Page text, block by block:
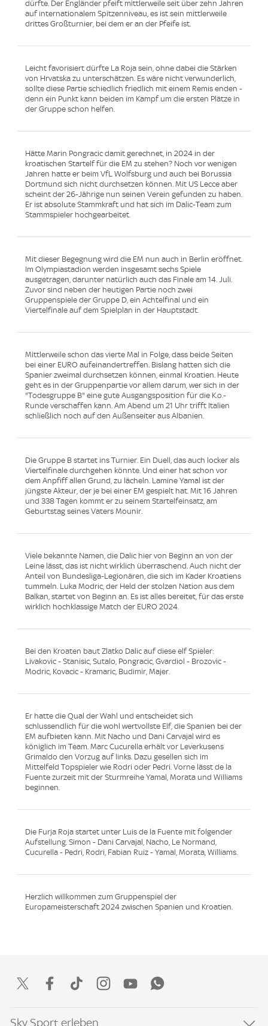
dürfte. Der Engländer pfeift mittlerweile seit über zehn Jahren
auf internationalem Spitzenniveau, es ist sein mittlerweile
drittes Großturnier, bei dem er an der Pfeife ist.
Leicht favorisiert dürfte La Roja sein, ohne dabei die Stärken
von Hrvatska zu unterschätzen. Es wäre nicht verwunderlich,
sollte diese Partie schiedlich friedlich mit einem Remis enden -
denn ein Punkt kann beiden im Kampf um die ersten Plätze in
der Gruppe schon helfen.
Hätte Marin Pongracic damit gerechnet, in 2024 in der
kroatischen Startelf für die EM zu stehen? Noch vor wenigen
Jahren hatte er beim VfL Wolfsburg und auch bei Borussia
Dortmund sich nicht durchsetzen können. Mit US Lecce aber
scheint der 26-Jährige nun seinen Verein gefunden zu haben.
Er ist absolute Stammkraft und hat sich im Dalic-Team zum
Stammspieler hochgearbeitet.
Mit dieser Begegnung wird die EM nun auch in Berlin eröffnet.
Im Olympiastadion werden insgesamt sechs Spiele
ausgetragen, darunter natürlich auch das Finale am 14. Juli.
Zuvor sind neben der heutigen Partie noch zwei
Gruppenspiele der Gruppe D, ein Achtelfinal und ein
Viertelfinale auf dem Spielplan in der Hauptstadt.
Mittlerweile schon das vierte Mal in Folge, dass beide Seiten
bei einer EURO aufeinandertreffen. Bislang hatten sich die
Spanier zweimal durchsetzen können, einmal Kroatien. Heute
geht es in der Gruppenpartie vor allem darum, wer sich in der
"Todesgruppe B" eine gute Ausgangsposition für die K.o.-
Runde verschaffen kann. Am Abend um 21 Uhr trifft Italien
schließlich noch auf den Außenseiter aus Albanien.
Die Gruppe B startet ins Turnier. Ein Duell, das auch locker als
Viertelfinale durchgehen könnte. Und einer hat schon vor
dem Anpfiff allen Grund, zu lächeln. Lamine Yamal ist der
jüngste Akteur, der je bei einer EM gespielt hat. Mit 16 Jahren
und 338 Tagen kommt er zu seinem Startelfeinsatz, am
Geburtstag seines Vaters Mounir.
Viele bekannte Namen, die Dalic hier von Beginn an von der
Leine lässt, das ist nicht wirklich überraschend. Auch nicht der
Anteil von Bundesliga-Legionären, die sich im Kader Kroatiens
tummeln. Luka Modric, der Held der stolzen Nation aus dem
Balkan, startet von Beginn an. Es ist alles bereitet, für das erste
wirklich hochklassige Match der EURO 2024.
Bei den Kroaten baut Zlatko Dalic auf diese elf Spieler:
Livakovic - Stanisic, Sutalo, Pongracic, Gvardiol - Brozovic -
Modric, Kovacic - Kramaric, Budimir, Majer.
Er hatte die Qual der Wahl und entscheidet sich
schlussendlich für die wohl wertvollste Elf, die Spanien bei der
EM aufbieten kann. Mit Nacho und Dani Carvajal wird es
königlich im Team. Marc Cucurella erhält vor Leverkusens
Grimaldo den Vorzug auf links. Dazu gesellen sich im
Mittelfeld Topspieler wie Rodri oder Pedri. Vorne lässt de la
Fuente zurzeit mit der Sturmreihe Yamal, Morata und Williams
beginnen.
Die Furja Roja startet unter Luis de la Fuente mit folgender
Aufstellung. Simon - Dani Carvajal, Nacho, Le Normand,
Cucurella - Pedri, Rodri, Fabian Ruiz - Yamal, Morata, Williams.
Herzlich willkommen zum Gruppenspiel der
Europameisterschaft 2024 zwischen Spanien und Kroatien.
Sky Sport erleben